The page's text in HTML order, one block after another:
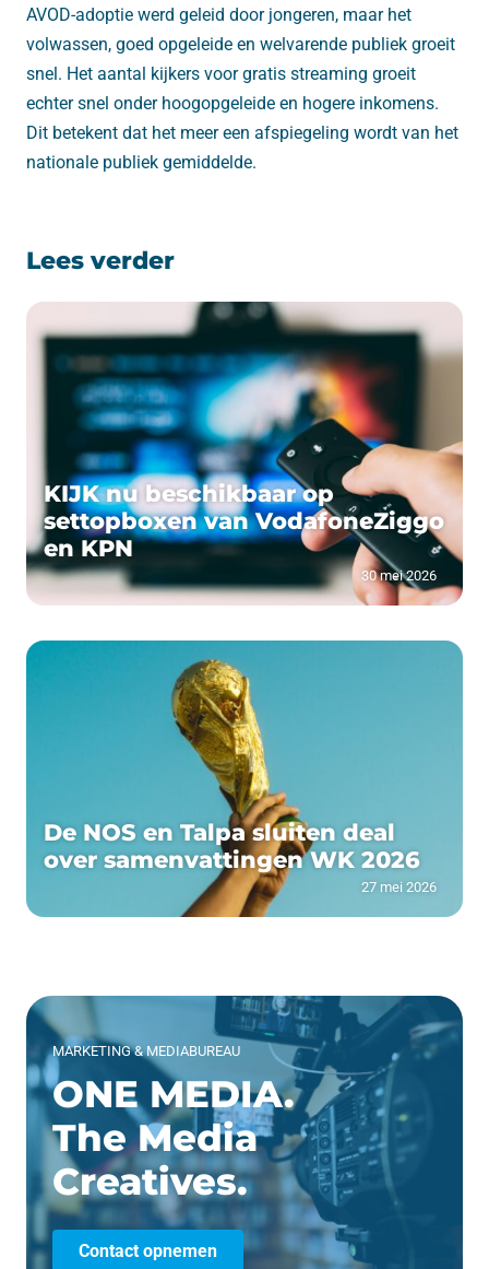
AVOD-adoptie werd geleid door jongeren, maar het
volwassen, goed opgeleide en welvarende publiek groeit
snel. Het aantal kijkers voor gratis streaming groeit
echter snel onder hoogopgeleide en hogere inkomens.
Dit betekent dat het meer een afspiegeling wordt van het
nationale publiek gemiddelde.
Lees verder
KIJK nu beschikbaar op
settopboxen van VodafoneZiggo
en KPN
30 mei 2026
De NOS en Talpa sluiten deal
over samenvattingen WK 2026
27 mei 2026
MARKETING & MEDIABUREAU
ONE MEDIA.
The Media
Creatives.
Contact opnemen